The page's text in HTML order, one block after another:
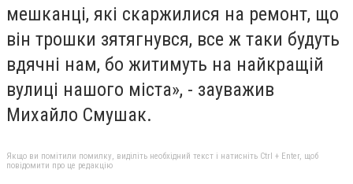
мешканці, які скаржилися на ремонт, що
він трошки зятягнувся, все ж таки будуть
вдячні нам, бо житимуть на найкращій
вулиці нашого міста», - зауважив
Михайло Смушак.
Якщо ви помітили помилку, виділіть необхідний текст і натисніть Ctrl + Enter, щоб
повідомити про це редакцію